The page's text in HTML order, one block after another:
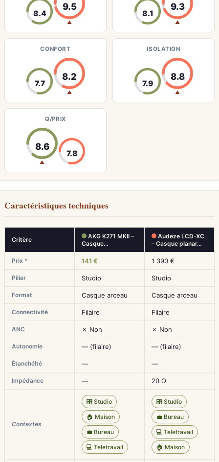
8.4
9.5
▲
8.1
9.3
▲
CONFORT
7.7
8.2
▲
ISOLATION
7.9
8.8
▲
Q/PRIX
8.6
▲
7.8
Caractéristiques techniques
Critère
AKG K271 MKII –
Casque…
Audeze LCD-XC
– Casque planar…
Prix * 141 € 1 390 €
Pilier Studio Studio
Format Casque arceau Casque arceau
Connectivité Filaire Filaire
ANC ✗ Non ✗ Non
Autonomie — (filaire) — (filaire)
Étanchéité — —
Impédance — 20 Ω
Contextes
🎛️ Studio
🏠 Maison
💼 Bureau
💻 Teletravail
🎛️ Studio
💼 Bureau
💻 Teletravail
🏠 Maison